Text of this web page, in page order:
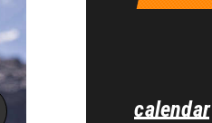
PIC_3424 calendar